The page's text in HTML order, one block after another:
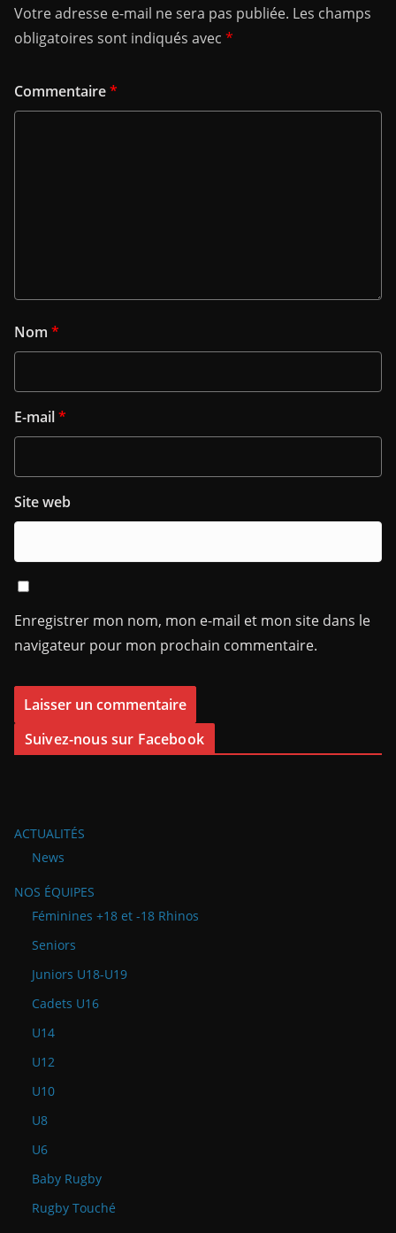
Votre adresse e-mail ne sera pas publiée. Les champs
obligatoires sont indiqués avec *
Commentaire*
Nom *
E-mail*
Site web
Enregistrer mon nom, mon e-mail et mon site dans le
navigateur pour mon prochain commentaire.
Suivez-nous sur Facebook
ACTUALITÉS
News
NOS ÉQUIPES
Féminines +18 et -18 Rhinos
Seniors
Juniors U18-U19
Cadets U16
U14
U12
U10
U8
U6
Baby Rugby
Rugby Touché